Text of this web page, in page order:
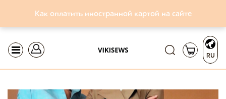
Как оплатить иностранной картой на сайте
RU